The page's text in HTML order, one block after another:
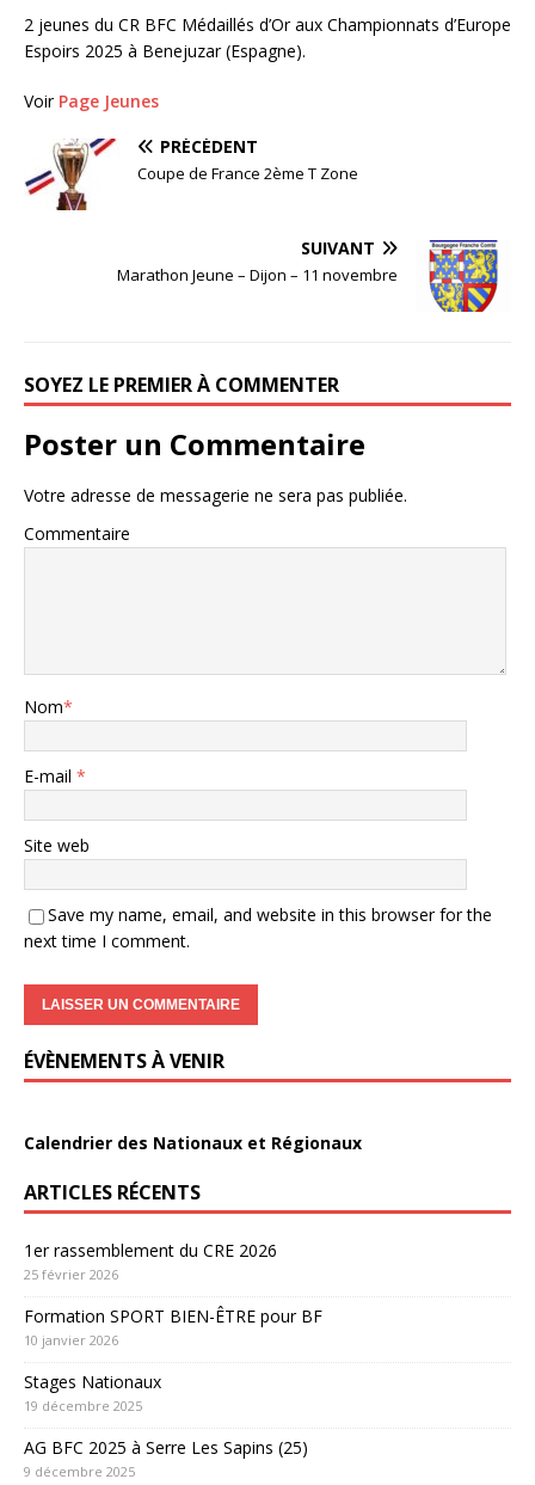
2 jeunes du CR BFC Médaillés d’Or aux Championnats d’Europe
Espoirs 2025 à Benejuzar (Espagne).
Voir Page Jeunes
PRÉCÉDENT
Coupe de France 2ème T Zone
SUIVANT
Marathon Jeune – Dijon – 11 novembre
SOYEZ LE PREMIER À COMMENTER
Poster un Commentaire
Votre adresse de messagerie ne sera pas publiée.
Commentaire
Nom*
E-mail *
Site web
Save my name, email, and website in this browser for the
next time I comment.
ÉVÈNEMENTS À VENIR
Calendrier des Nationaux et Régionaux
ARTICLES RÉCENTS
1er rassemblement du CRE 2026
25 février 2026
Formation SPORT BIEN-ÊTRE pour BF
10 janvier 2026
Stages Nationaux
19 décembre 2025
AG BFC 2025 à Serre Les Sapins (25)
9 décembre 2025